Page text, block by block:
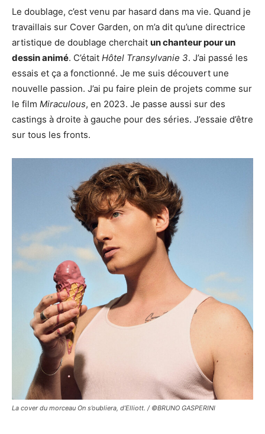
Le doublage, c’est venu par hasard dans ma vie. Quand je
travaillais sur Cover Garden, on m’a dit qu’une directrice
artistique de doublage cherchait un chanteur pour un
dessin animé. C’était Hôtel Transylvanie 3. J’ai passé les
essais et ça a fonctionné. Je me suis découvert une
nouvelle passion. J’ai pu faire plein de projets comme sur
le film Miraculous, en 2023. Je passe aussi sur des
castings à droite à gauche pour des séries. J’essaie d’être
sur tous les fronts.
La cover du morceau On s’oubliera, d’Elliott. / ©BRUNO GASPERINI